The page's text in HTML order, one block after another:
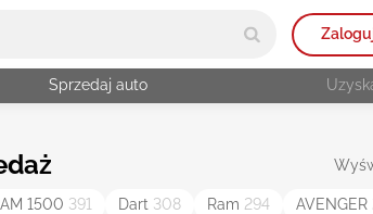
Sprzedaj auto
1500 391 Dart 308 Ram 294 AVENGER